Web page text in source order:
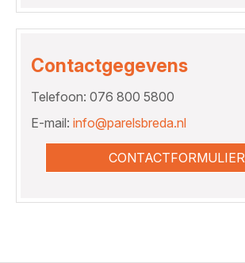
Contactgegevens
Telefoon: 076 800 5800
E-mail: info@parelsbreda.nl
CONTACTFORMULIER